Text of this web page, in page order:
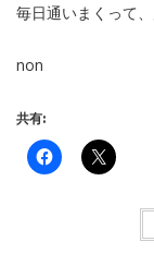
毎日通いまくって
non
共有: